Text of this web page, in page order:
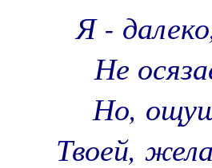
Я -
Не
Но,
Твоей,